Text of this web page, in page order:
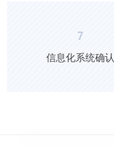
7
信息化系统确认